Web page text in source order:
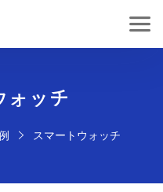
ォッチ
スマートウォッチ